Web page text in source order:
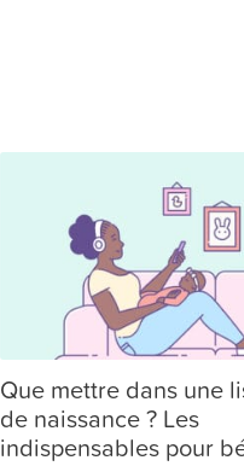
Que mettre dans une
de naissance ? Les
indispensables pour